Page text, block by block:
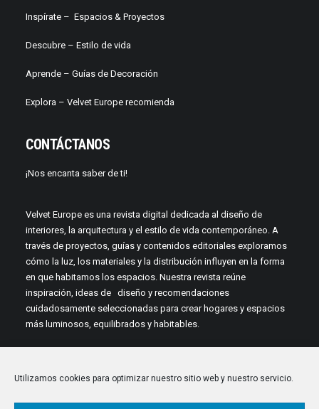
Utilizamos cookies para optimizar nuestro sitio web y nuestro servicio.
Inspírate – Espacios & Proyectos
Descubre – Estilo de vida
Aprende – Guías de Decoración
Explora – Velvet Europe recomienda
CONTÁCTANOS
¡Nos encanta saber de ti!
Velvet Europe es una revista digital dedicada al diseño de
interiores, la arquitectura y el estilo de vida contemporáneo. A
través de proyectos, guías y contenidos editoriales exploramos
cómo la luz, los materiales y la distribución influyen en la forma
en que habitamos los espacios. Nuestra revista reúne
inspiración, ideas de diseño y recomendaciones
cuidadosamente seleccionadas para crear hogares y espacios
más luminosos, equilibrados y habitables.